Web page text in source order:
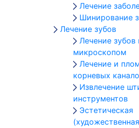
Лечение
Шинирование
Лечение зубов
Лечение зубов
микроскопом
Лечение и
корневых
Извлечение
инструментов
Эстетическая